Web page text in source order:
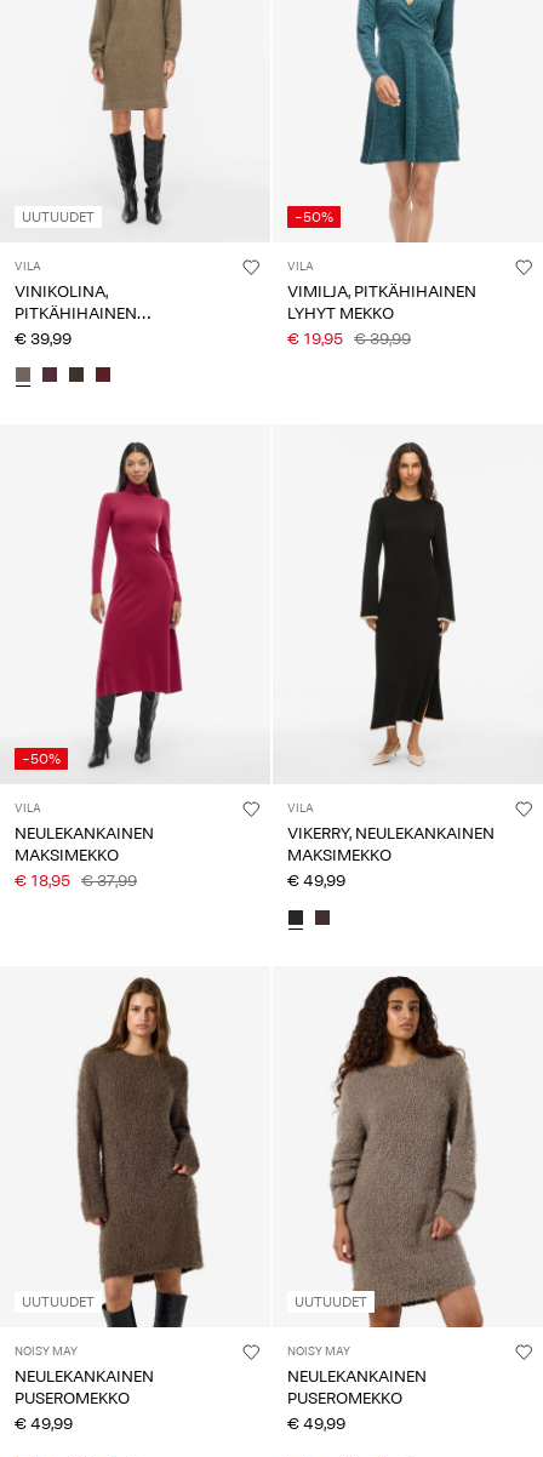
UUTUUDET
VILA
VINIKOLINA,
PITKÄHIHAINEN
NEULEMEKKO
€ 39,99
-50%
VILA
VIMILJA, PITKÄHIHAINEN
LYHYT MEKKO
€ 19,95 € 39,99
-50%
VILA
NEULEKANKAINEN
MAKSIMEKKO
€ 18,95 € 37,99
VILA
VIKERRY, NEULEKANKAINEN
MAKSIMEKKO
€ 49,99
UUTUUDET
NOISY MAY
NEULEKANKAINEN
PUSEROMEKKO
€ 49,99
UUTUUDET
NOISY MAY
NEULEKANKAINEN
PUSEROMEKKO
€ 49,99